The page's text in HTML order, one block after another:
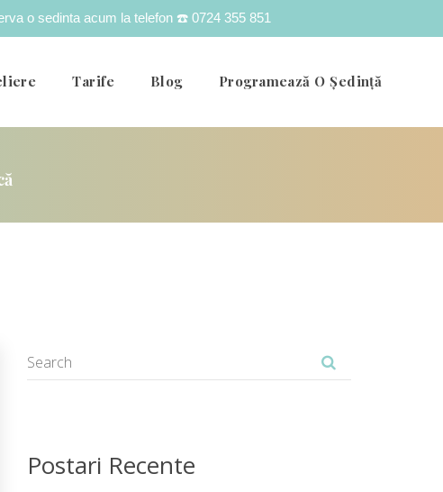
o sedinta acum la telefon ☎️ 0724 355 851
Tarife Blog Programează O Ședință
Postari Recente